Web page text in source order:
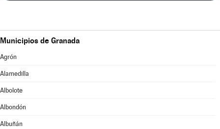
Municipios de Granada
Agrón
Alamedilla
Albolote
Albondón
Albuñán